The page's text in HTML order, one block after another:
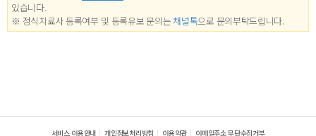
있습니다.
※ 정식치료사 등록여부 및 등록유보 문의는 채널톡으로 문의부탁드립니다.
서비스 이용안내 개인정보처리방침 이용약관 이메일주소 무단수집거부